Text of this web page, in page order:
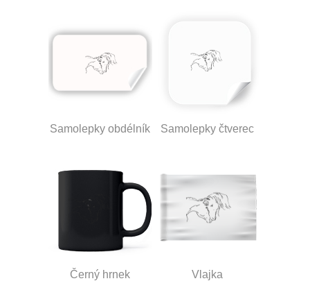
Samolepky obdélník Samolepky čtverec
Černý hrnek Vlajka